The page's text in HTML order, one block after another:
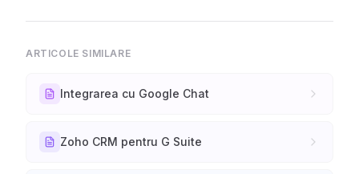
ARTICOLE SIMILARE
Integrarea cu Google Chat
Zoho CRM pentru G Suite